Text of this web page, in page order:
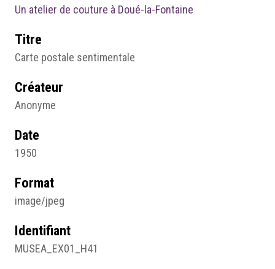
Un atelier de couture à Doué-la-Fontaine
Titre
Carte postale sentimentale
Créateur
Anonyme
Date
1950
Format
image/jpeg
Identifiant
MUSEA_EX01_H41